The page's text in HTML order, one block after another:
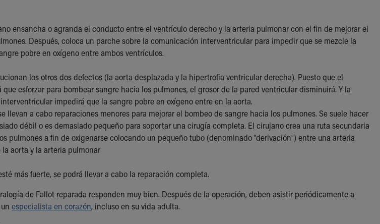
ensancha o agranda el conducto entre el ventrículo derecho y la arteria pulmonar con el fin de mejorar el
Después, coloca un parche sobre la comunicación interventricular para impedir que se mezcle la
pobre en oxígeno entre ambos ventrículos.
los otros dos defectos (la aorta desplazada y la hipertrofia ventricular derecha). Puesto que el
esforzar para bombear sangre hacia los pulmones, el grosor de la pared ventricular disminuirá. Y la
impedirá que la sangre pobre en oxígeno entre en la aorta.
llevan a cabo reparaciones menores para mejorar el bombeo de sangre hacia los pulmones. Se suele hacer
débil o es demasiado pequeño para soportar una cirugía completa. El cirujano crea una ruta secundaria
pulmones a fin de oxigenarse colocando un pequeño tubo (denominado "derivación") entre una arteria
aorta y la arteria pulmonar
más fuerte, se podrá llevar a cabo la reparación completa.
de Fallot reparada responden muy bien. Después de la operación, deben asistir periódicamente a
especialista en corazón, incluso en su vida adulta.